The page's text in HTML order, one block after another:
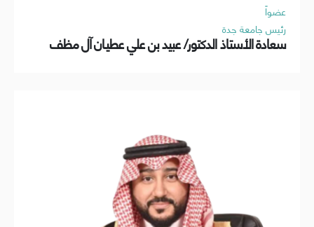
عضواً
رئيس جامعة جدة
سعادة الأستاذ الدكتور/ عبيد بن علي عطيان آل مظف